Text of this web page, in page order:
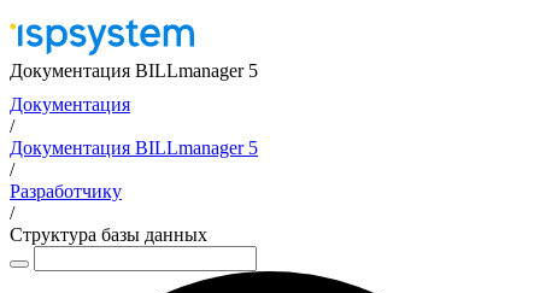
Документация BILLmanager 5
Документация
/
Документация BILLmanager 5
/
Разработчику
/
Структура базы данных